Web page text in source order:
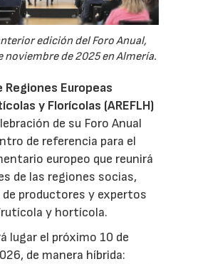
edición del Foro Anual,
noviembre de 2025 en Almería.
Regiones Europeas
y Florícolas (AREFLH)
de su Foro Anual
de referencia para el
europeo que reunirá
de las regiones socias,
productores y expertos
y hortícola.
lugar el próximo 10 de
de manera híbrida: